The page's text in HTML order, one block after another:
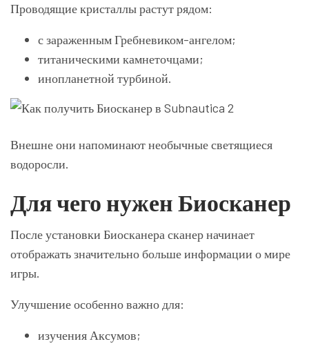
Проводящие кристаллы растут рядом:
с зараженным Гребневиком-ангелом;
титаническими камнеточцами;
инопланетной турбиной.
Внешне они напоминают необычные светящиеся
водоросли.
Для чего нужен Биосканер
После установки Биосканера сканер начинает
отображать значительно больше информации о мире
игры.
Улучшение особенно важно для:
изучения Аксумов;